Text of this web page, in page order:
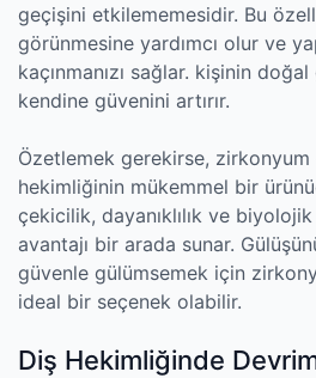
geçişini etkilememesidir. Bu
görünmesine yardımcı olur ve
kaçınmanızı sağlar. kişinin
kendine güvenini artırır.
Özetlemek gerekirse,
hekimliğinin mükemmel bir
çekicilik, dayanıklılık ve
avantajı bir arada sunar.
güvenle gülümsemek için
ideal bir seçenek olabilir.
Diş Hekimliğinde